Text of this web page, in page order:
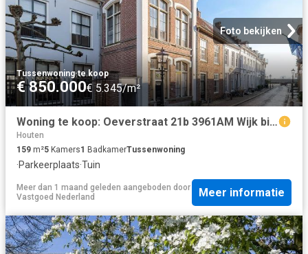
Foto bekijken
Tussenwoning·te koop
€ 850.000€ 5.345/m²
Woning te koop: Oeverstraat 21b 3961AM Wijk bij Duurstede Vastgoed Nederland
Houten
159 m²5 Kamers1 BadkamerTussenwoning
·Parkeerplaats·Tuin
Meer dan 1 maand geleden aangeboden door
Vastgoed Nederland
Meer informatie